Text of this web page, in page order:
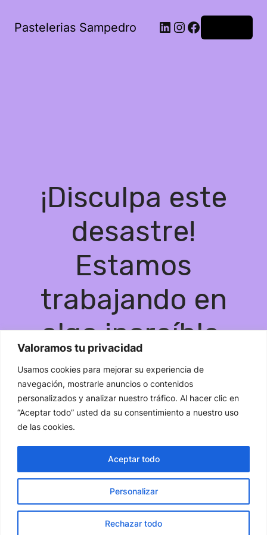
Valoramos tu privacidad
Usamos cookies para mejorar su experiencia de
navegación, mostrarle anuncios o contenidos
personalizados y analizar nuestro tráfico. Al hacer clic en
“Aceptar todo” usted da su consentimiento a nuestro uso
de las cookies.
Personalizar
Rechazar todo
Aceptar todo
Pastelerias Sampedro
¡Disculpa este
desastre!
Estamos
trabajando en
algo increíble,
¡vuelve pronto!